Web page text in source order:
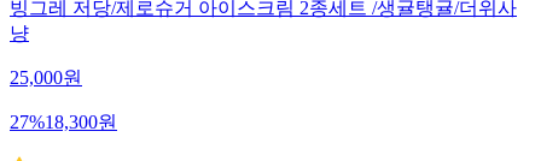
빙그레 저당/제로슈거 아이스크림 2종세트 /생귤탱귤/더위사
냥
25,000원
27%18,300원